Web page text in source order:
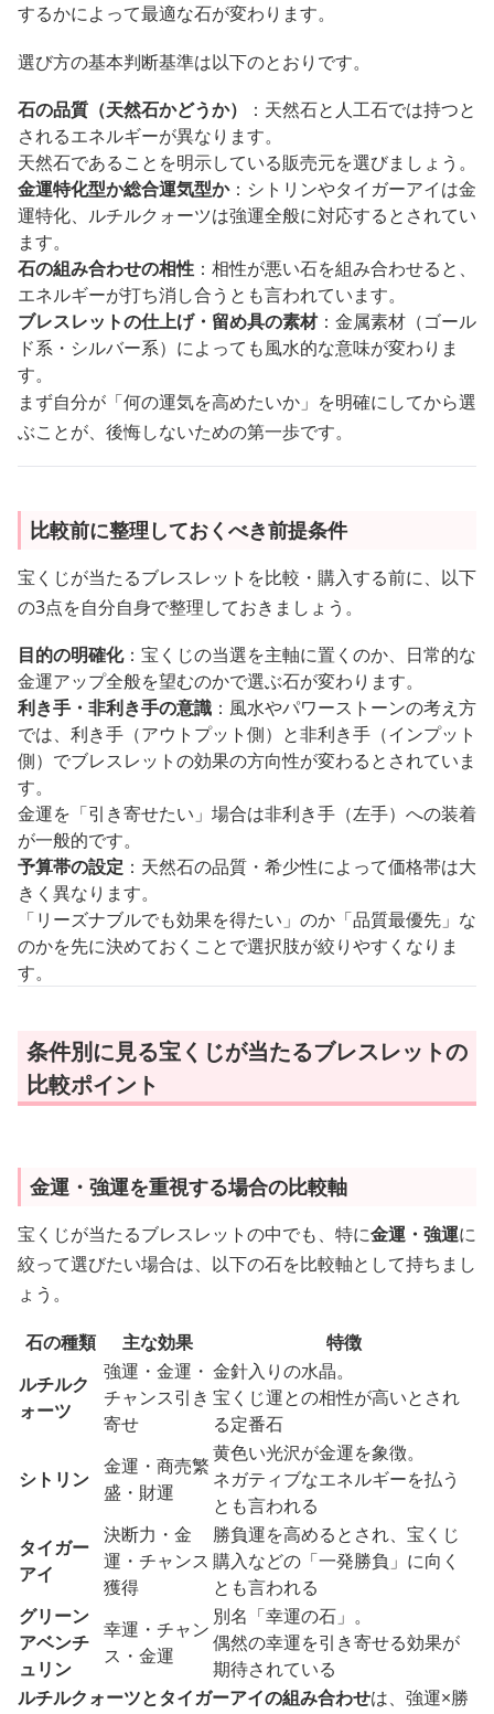
するかによって最適な石が変わります。
選び方の基本判断基準は以下のとおりです。
石の品質（天然石かどうか）
：天然石と人工石では持つと
されるエネルギーが異なります。
天然石であることを明示している販売元を選びましょう。
金運特化型か総合運気型か：シトリンやタイガーアイは金
運特化、ルチルクォーツは強運全般に対応するとされてい
ます。
石の組み合わせの相性 ：相性が悪い石を組み合わせると、
エネルギーが打ち消し合うとも言われています。
ブレスレットの仕上げ・留め具の素材：金属素材（ゴール
ド系・シルバー系）によっても風水的な意味が変わりま
す。
まず自分が「何の運気を高めたいか」を明確にしてから選
ぶことが、後悔しないための第一歩です。
比較前に整理しておくべき前提条件
宝くじが当たるブレスレットを比較・購入する前に、以下
の3点を自分自身で整理しておきましょう。
目的の明確化：宝くじの当選を主軸に置くのか、日常的な
金運アップ全般を望むのかで選ぶ石が変わります。
利き手・非利き手の意識 ：風水やパワーストーンの考え方
では、利き手（アウトプット側）と非利き手（インプット
側）でブレスレットの効果の方向性が変わるとされていま
す。
金運を「引き寄せたい」場合は非利き手（左手）への装着
が一般的です。
予算帯の設定 ：天然石の品質・希少性によって価格帯は大
きく異なります。
「リーズナブルでも効果を得たい」のか「品質最優先」な
のかを先に決めておくことで選択肢が絞りやすくなりま
す。
条件別に見る宝くじが当たるブレスレットの
比較ポイント
金運・強運を重視する場合の比較軸
宝くじが当たるブレスレットの中でも、特に金運・強運に
絞って選びたい場合は、以下の石を比較軸として持ちまし
ょう。
石の種類
主な効果
特徴
ルチルク
ォーツ
強運・金運・
チャンス引き
寄せ
金針入りの水晶。
宝くじ運との相性が高いとされ
る定番石
シトリン
金運・商売繁
盛・財運
黄色い光沢が金運を象徴。
ネガティブなエネルギーを払う
とも言われる
タイガー
アイ
決断力・金
運・チャンス
獲得
勝負運を高めるとされ、宝くじ
購入などの「一発勝負」に向く
とも言われる
グリーン
アベンチ
ュリン
幸運・チャン
ス・金運
別名「幸運の石」。
偶然の幸運を引き寄せる効果が
期待されている
ルチルクォーツとタイガーアイの組み合わせは、強運×勝